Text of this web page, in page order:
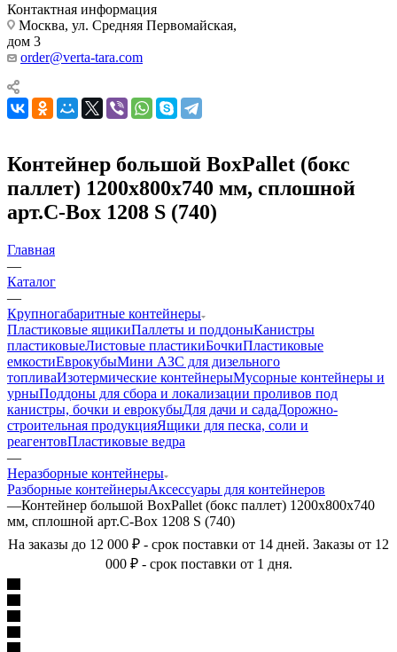
Контактная информация
Москва, ул. Средняя Первомайская,
дом 3
order@verta-tara.com
Контейнер большой BoxPallet (бокс
паллет) 1200х800х740 мм, сплошной
арт.C-Box 1208 S (740)
Главная
—
Каталог
—
Крупногабаритные контейнеры
Пластиковые ящикиПаллеты и поддоныКанистры
пластиковыеЛистовые пластикиБочкиПластиковые
емкостиЕврокубыМини АЗС для дизельного
топливаИзотермические контейнерыМусорные контейнеры и
урныПоддоны для сбора и локализации проливов под
канистры, бочки и еврокубыДля дачи и садаДорожно-
строительная продукцияЯщики для песка, соли и
реагентовПластиковые ведра
—
Неразборные контейнеры
Разборные контейнерыАксессуары для контейнеров
—Контейнер большой BoxPallet (бокс паллет) 1200х800х740
мм, сплошной арт.C-Box 1208 S (740)
На заказы до 12 000 ₽ - срок поставки от 14 дней. Заказы от 12
000 ₽ - срок поставки от 1 дня.